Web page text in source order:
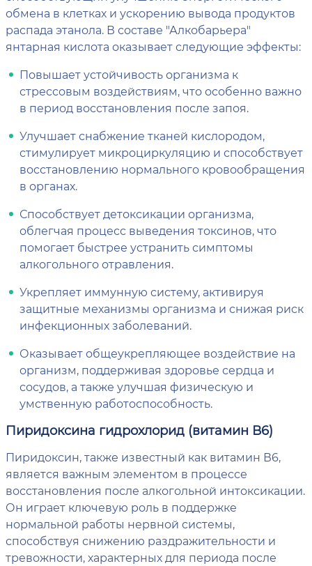
обмена в клетках и ускорению вывода продуктов
распада этанола. В составе "Алкобарьера"
янтарная кислота оказывает следующие эффекты:
Повышает устойчивость организма к
стрессовым воздействиям, что особенно важно
в период восстановления после запоя.
Улучшает снабжение тканей кислородом,
стимулирует микроциркуляцию и способствует
восстановлению нормального кровообращения
в органах.
Способствует детоксикации организма,
облегчая процесс выведения токсинов, что
помогает быстрее устранить симптомы
алкогольного отравления.
Укрепляет иммунную систему, активируя
защитные механизмы организма и снижая риск
инфекционных заболеваний.
Оказывает общеукрепляющее воздействие на
организм, поддерживая здоровье сердца и
сосудов, а также улучшая физическую и
умственную работоспособность.
Пиридоксина гидрохлорид (витамин В6)
Пиридоксин, также известный как витамин В6,
является важным элементом в процессе
восстановления после алкогольной интоксикации.
Он играет ключевую роль в поддержке
нормальной работы нервной системы,
способствуя снижению раздражительности и
тревожности, характерных для периода после